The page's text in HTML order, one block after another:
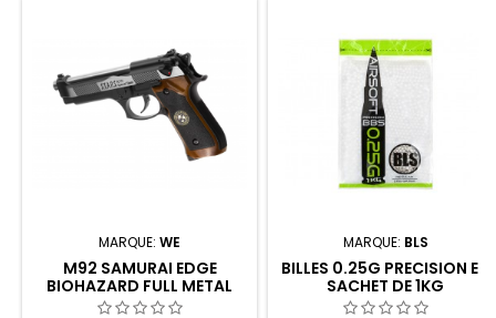
MARQUE: WE
M92 SAMURAI EDGE
BIOHAZARD FULL METAL
CO2
MARQUE: BLS
BILLES 0.25G PRECISION EN
SACHET DE 1KG